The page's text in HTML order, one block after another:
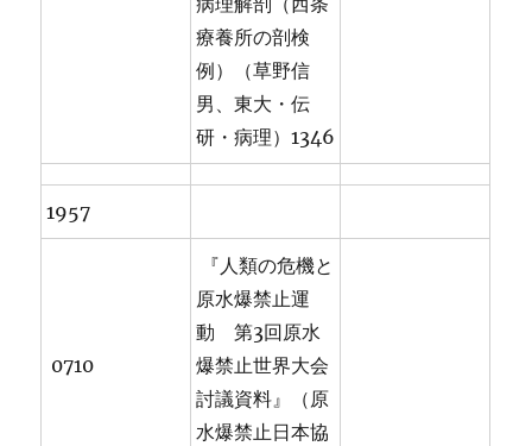
療養所の剖検
例）（草野信
男、東大・伝
研・病理）1346
1957
0710
『人類の危機と
原水爆禁止運
動 第3回原水
爆禁止世界大会
討議資料』（原
水爆禁止日本協